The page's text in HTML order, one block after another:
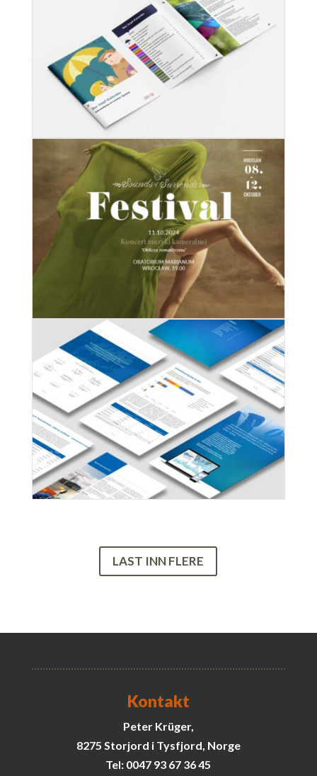
LAST INN FLERE
Kontakt
Peter Krüger,
8275 Storjord i Tysfjord, Norge
Tel: 0047 93 67 36 45